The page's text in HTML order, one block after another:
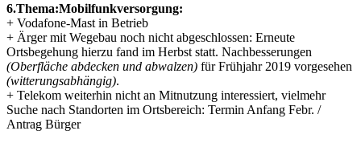
6.Thema:Mobilfunkversorgung:
+ Vodafone-Mast in Betrieb
+ Ärger mit Wegebau noch nicht abgeschlossen: Erneute
Ortsbegehung hierzu fand im Herbst statt. Nachbesserungen
(Oberfläche abdecken und abwalzen) für Frühjahr 2019 vorgesehen
(witterungsabhängig).
+ Telekom weiterhin nicht an Mitnutzung interessiert, vielmehr
Suche nach Standorten im Ortsbereich: Termin Anfang Febr. /
Antrag Bürger